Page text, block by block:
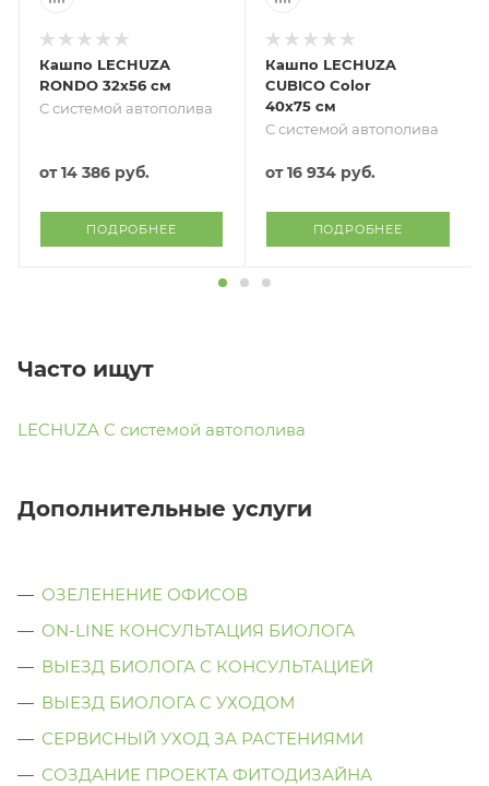
Кашпо LECHUZA
RONDO 32х56 см
С системой автополива
от14 386 руб.
ПОДРОБНЕЕ
Кашпо LECHUZA
CUBICO Color
40х75 см
С системой автополива
от16 934 руб.
ПОДРОБНЕЕ
Часто ищут
LECHUZA С системой автополива
Дополнительные услуги
ОЗЕЛЕНЕНИЕ ОФИСОВ
ON-LINE КОНСУЛЬТАЦИЯ БИОЛОГА
ВЫЕЗД БИОЛОГА С КОНСУЛЬТАЦИЕЙ
ВЫЕЗД БИОЛОГА C УХОДОМ
СЕРВИСНЫЙ УХОД ЗА РАСТЕНИЯМИ
СОЗДАНИЕ ПРОЕКТА ФИТОДИЗАЙНА